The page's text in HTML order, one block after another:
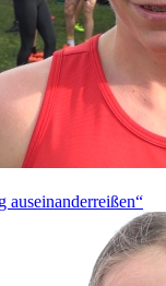
auseinanderreißen“